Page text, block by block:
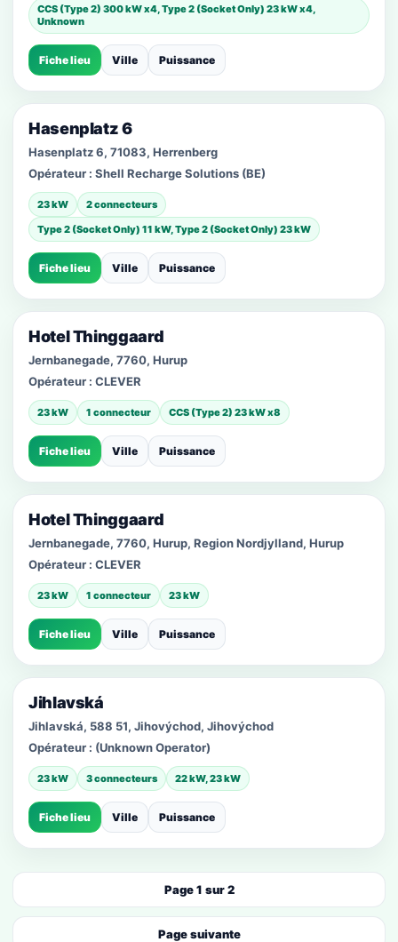
CCS (Type 2) 300 kW x4, Type 2 (Socket Only) 23 kW x4,
Unknown
Fiche lieu Ville Puissance
Hasenplatz 6
Hasenplatz 6, 71083, Herrenberg
Opérateur : Shell Recharge Solutions (BE)
23 kW
2 connecteurs
Type 2 (Socket Only) 11 kW, Type 2 (Socket Only) 23 kW
Fiche lieu Ville Puissance
Hotel Thinggaard
Jernbanegade, 7760, Hurup
Opérateur : CLEVER
23 kW 1 connecteur CCS (Type 2) 23 kW x8
Fiche lieu Ville Puissance
Hotel Thinggaard
Jernbanegade, 7760, Hurup, Region Nordjylland, Hurup
Opérateur : CLEVER
23 kW 1 connecteur 23 kW
Fiche lieu Ville Puissance
Jihlavská
Jihlavská, 588 51, Jihovýchod, Jihovýchod
Opérateur : (Unknown Operator)
23 kW 3 connecteurs 22 kW, 23 kW
Fiche lieu Ville Puissance
Page 1 sur 2
Page suivante